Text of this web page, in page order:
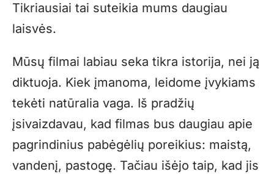
Tikriausiai tai suteikia mums daugiau
laisvės.
Mūsų filmai labiau seka tikra istorija, nei ją
diktuoja. Kiek įmanoma, leidome įvykiams
tekėti natūralia vaga. Iš pradžių
įsivaizdavau, kad filmas bus daugiau apie
pagrindinius pabėgėlių poreikius: maistą,
vandenį, pastogę. Tačiau išėjo taip, kad jis